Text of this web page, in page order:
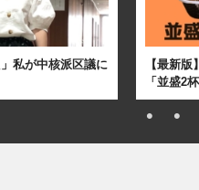
私が中核派区議に
【最新
「並盛2